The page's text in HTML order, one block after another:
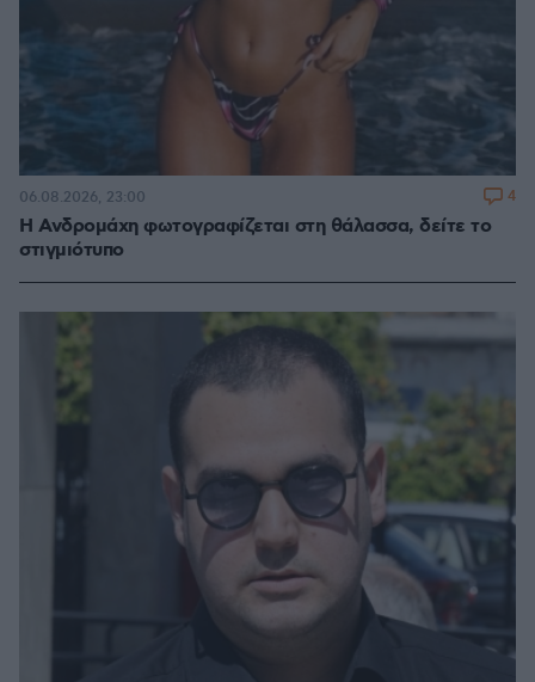
Η Ανδρομάχη φωτογραφίζεται στη θάλασσα, δείτε το
στιγμιότυπο
06.08.2026, 23:00 4